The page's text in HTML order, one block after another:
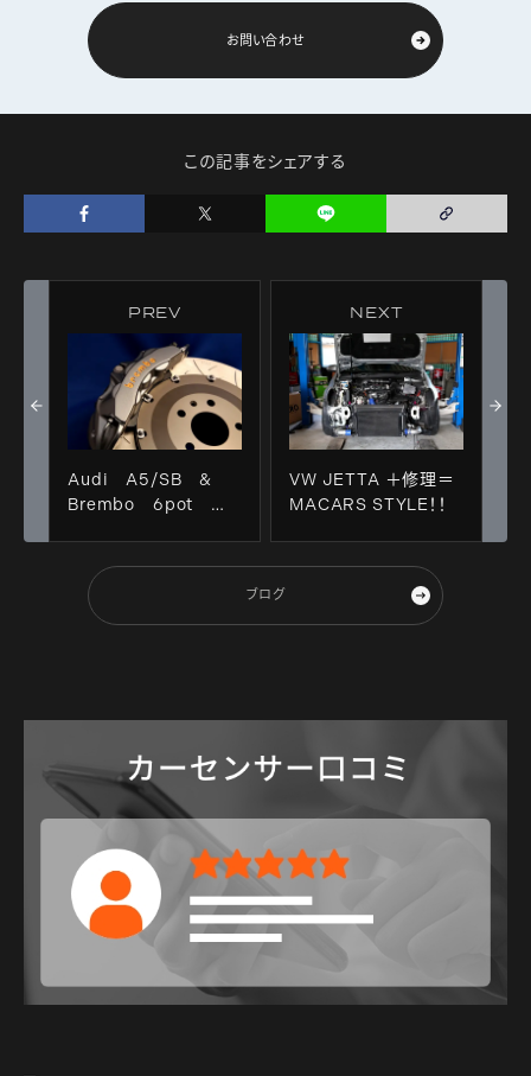
お問い合わせ
この記事をシェアする
PREV
Audi A5/SB &
Brembo 6pot
NEXT
VW JETTA ＋修理＝
MACARS STYLE！！
ブログ